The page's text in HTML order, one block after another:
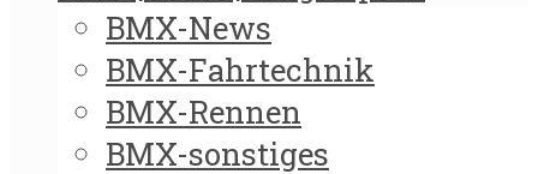
BMX-News
BMX-Fahrtechnik
BMX-Rennen
BMX-sonstiges